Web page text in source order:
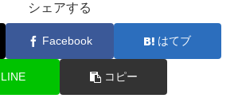
シェアする
Facebook はてブ
LINE コピー